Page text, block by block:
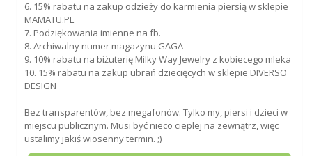
6. 15% rabatu na zakup odzieży do karmienia piersią w sklepie
MAMATU.PL
7. Podziękowania imienne na fb.
8. Archiwalny numer magazynu GAGA
9. 10% rabatu na biżuterię Milky Way Jewelry z kobiecego mleka
10. 15% rabatu na zakup ubrań dziecięcych w sklepie DIVERSO
DESIGN
Bez transparentów, bez megafonów. Tylko my, piersi i dzieci w
miejscu publicznym. Musi być nieco cieplej na zewnątrz, więc
ustalimy jakiś wiosenny termin. ;)